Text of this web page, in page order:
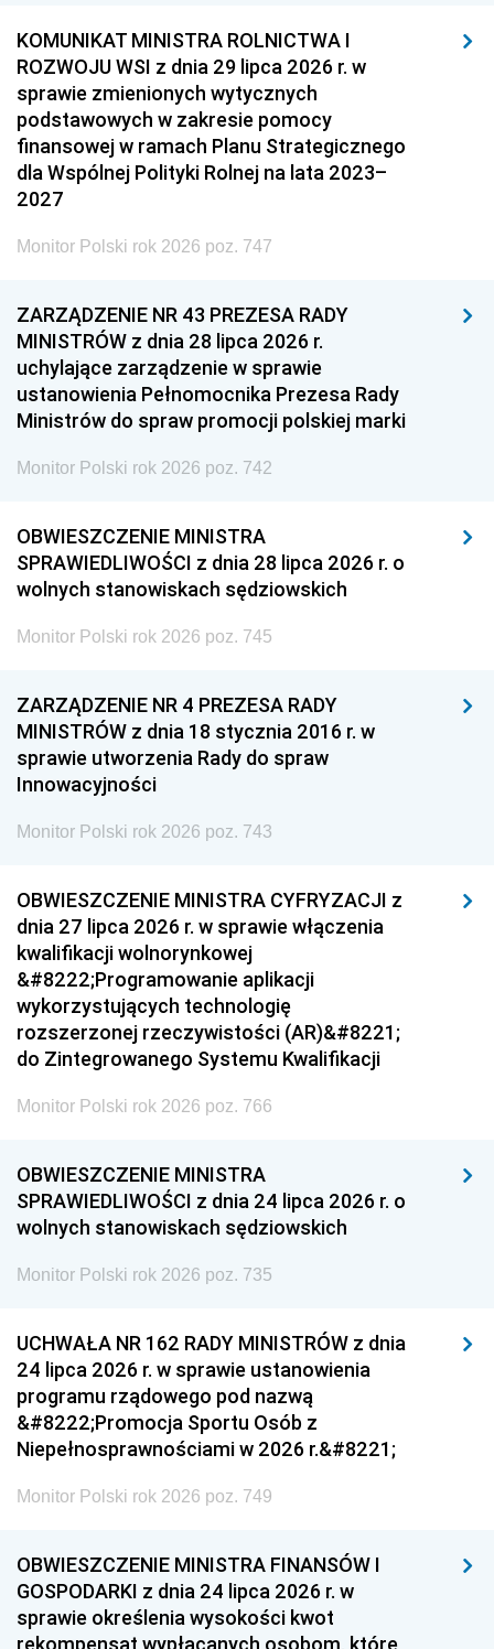
KOMUNIKAT MINISTRA ROLNICTWA I
ROZWOJU WSI z dnia 29 lipca 2026 r. w
sprawie zmienionych wytycznych
podstawowych w zakresie pomocy
finansowej w ramach Planu Strategicznego
dla Wspólnej Polityki Rolnej na lata 2023–
2027
Monitor Polski rok 2026 poz. 747
ZARZĄDZENIE NR 43 PREZESA RADY
MINISTRÓW z dnia 28 lipca 2026 r.
uchylające zarządzenie w sprawie
ustanowienia Pełnomocnika Prezesa Rady
Ministrów do spraw promocji polskiej marki
Monitor Polski rok 2026 poz. 742
OBWIESZCZENIE MINISTRA
SPRAWIEDLIWOŚCI z dnia 28 lipca 2026 r. o
wolnych stanowiskach sędziowskich
Monitor Polski rok 2026 poz. 745
ZARZĄDZENIE NR 4 PREZESA RADY
MINISTRÓW z dnia 18 stycznia 2016 r. w
sprawie utworzenia Rady do spraw
Innowacyjności
Monitor Polski rok 2026 poz. 743
OBWIESZCZENIE MINISTRA CYFRYZACJI z
dnia 27 lipca 2026 r. w sprawie włączenia
kwalifikacji wolnorynkowej
&#8222;Programowanie aplikacji
wykorzystujących technologię
rozszerzonej rzeczywistości (AR)&#8221;
do Zintegrowanego Systemu Kwalifikacji
Monitor Polski rok 2026 poz. 766
OBWIESZCZENIE MINISTRA
SPRAWIEDLIWOŚCI z dnia 24 lipca 2026 r. o
wolnych stanowiskach sędziowskich
Monitor Polski rok 2026 poz. 735
UCHWAŁA NR 162 RADY MINISTRÓW z dnia
24 lipca 2026 r. w sprawie ustanowienia
programu rządowego pod nazwą
&#8222;Promocja Sportu Osób z
Niepełnosprawnościami w 2026 r.&#8221;
Monitor Polski rok 2026 poz. 749
OBWIESZCZENIE MINISTRA FINANSÓW I
GOSPODARKI z dnia 24 lipca 2026 r. w
sprawie określenia wysokości kwot